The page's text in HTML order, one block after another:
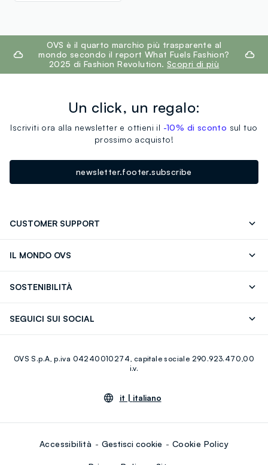
footer.ariatitleOVS è il quarto marchio più trasparente al
mondo secondo il report What Fuels Fashion?
2025 di Fashion Revolution. Scopri di più
Un click, un regalo:
Iscriviti ora alla newsletter e ottieni il -10% di sconto sul tuo
prossimo acquisto!
newsletter.footer.subscribe
CUSTOMER SUPPORT
IL MONDO OVS
Giftcard
SOSTENIBILITÀ
SEGUICI SUI SOCIAL
Youtube Linkedin
OVS S.p.A, p.iva 04240010274, capitale sociale 290.923.470,00
i.v.
it | italiano
Accessibilità Gestisci cookie Cookie Policy